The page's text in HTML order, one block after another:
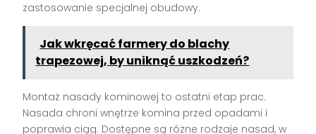
zastosowanie specjalnej obudowy.
Jak wkręcać farmery do blachy
trapezowej, by uniknąć uszkodzeń?
Montaż nasady kominowej to ostatni etap prac.
Nasada chroni wnętrze komina przed opadami i
poprawia ciąg. Dostępne są różne rodzaje nasad, w